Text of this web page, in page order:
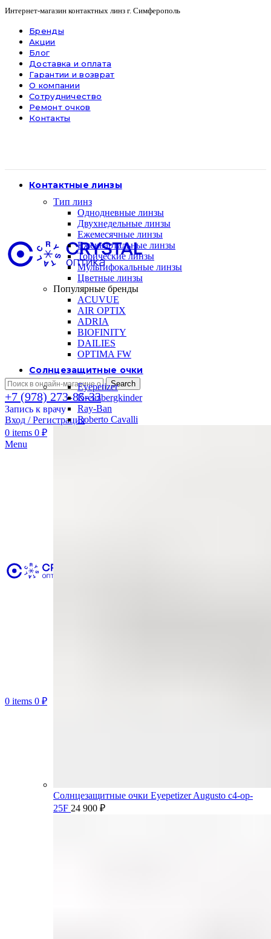
Интернет-магазин контактных линз г. Симферополь
Бренды
Акции
Блог
Доставка и оплата
Гарантии и возврат
О компании
Сотрудничество
Ремонт очков
Контакты
Search
+7 (978) 273-85-33
Запись к врачу
Вход / Регистрация
0 items 0 ₽
Menu
0 items 0 ₽
Контактные линзы
Тип линз
Однодневные линзы
Двухнедельные линзы
Ежемесячные линзы
Ежеквартальные линзы
Торические линзы
Мультифокальные линзы
Цветные линзы
Популярные бренды
ACUVUE
AIR OPTIX
ADRIA
BIOFINITY
DAILIES
OPTIMA FW
Солнцезащитные очки
Eyepetizer
Kreuzbergkinder
Ray-Ban
Roberto Cavalli
Солнцезащитные очки Eyepetizer Augusto c4-op-
25F 24 900 ₽